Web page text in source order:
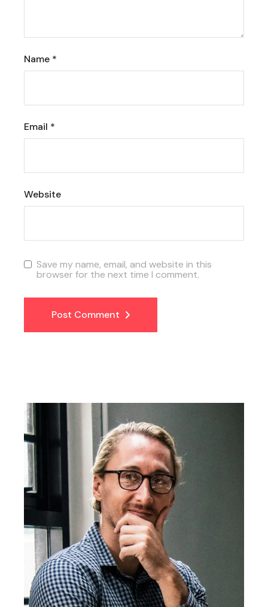
Name *
Email *
Website
Save my name, email, and website in this
browser for the next time I comment.
Post Comment